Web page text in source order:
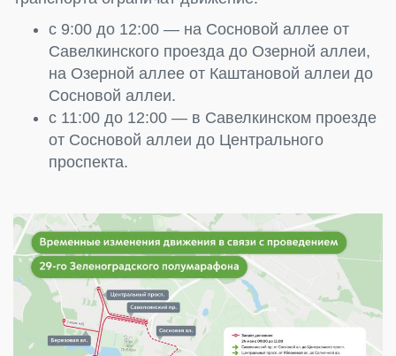
с 9:00 до 12:00 — на Сосновой аллее от
Савелкинского проезда до Озерной аллеи,
на Озерной аллее от Каштановой аллеи до
Сосновой аллеи.
с 11:00 до 12:00 — в Савелкинском проезде
от Сосновой аллеи до Центрального
проспекта.